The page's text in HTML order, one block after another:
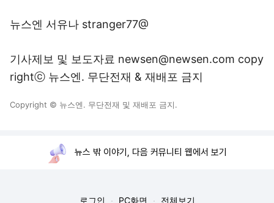
뉴스엔 서유나 stranger77@
기사제보 및 보도자료 newsen@newsen.com copy
rightⓒ 뉴스엔. 무단전재 & 재배포 금지
Copyright © 뉴스엔. 무단전재 및 재배포 금지.
뉴스 밖 이야기, 다음 커뮤니티 웹에서 보기
로그인 PC화면 전체보기